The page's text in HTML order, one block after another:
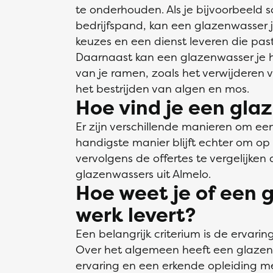
te onderhouden. Als je bijvoorbeeld
bedrijfspand, kan een
keuzes en een dienst leveren die
Daarnaast kan een glazenwasser
van je ramen, zoals het verwijderen
het bestrijden van algen en mos.
Hoe vind je een
Er zijn verschillende manieren om
handigste manier blijft echter om op
vervolgens de offertes te
glazenwassers uit Almelo.
Hoe weet je of een
werk levert?
Een belangrijk criterium is de
Over het algemeen heeft een
ervaring en een erkende opleiding